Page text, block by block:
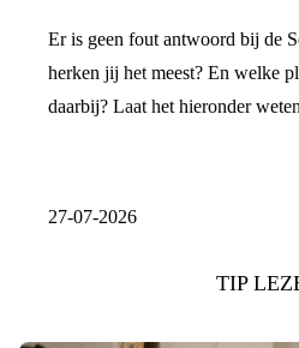
Er is geen fout antwoord bij de
herken jij het meest? En welke
daarbij? Laat het hieronder weten
27-07-2026
TIP